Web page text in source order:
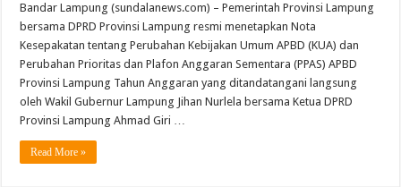
Bandar Lampung (sundalanews.com) – Pemerintah Provinsi Lampung
bersama DPRD Provinsi Lampung resmi menetapkan Nota
Kesepakatan tentang Perubahan Kebijakan Umum APBD (KUA) dan
Perubahan Prioritas dan Plafon Anggaran Sementara (PPAS) APBD
Provinsi Lampung Tahun Anggaran yang ditandatangani langsung
oleh Wakil Gubernur Lampung Jihan Nurlela bersama Ketua DPRD
Provinsi Lampung Ahmad Giri …
Read More »